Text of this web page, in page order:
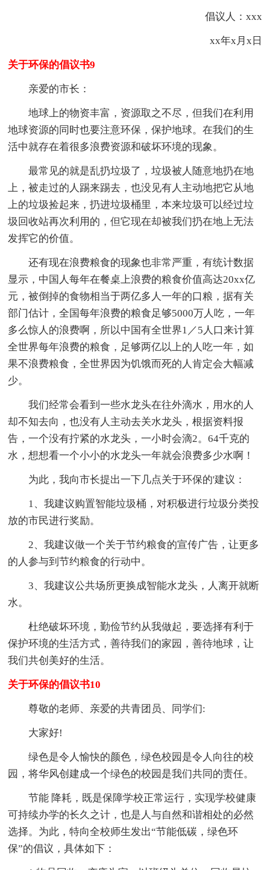
倡议人：xxx
xx年x月x日
关于环保的倡议书9
亲爱的市长：
地球上的物资丰富，资源取之不尽，但我们在利用
地球资源的同时也要注意环保，保护地球。在我们的生
活中就存在着很多浪费资源和破坏环境的现象。
最常见的就是乱扔垃圾了，垃圾被人随意地扔在地
上，被走过的人踢来踢去，也没见有人主动地把它从地
上的垃圾捡起来，扔进垃圾桶里，本来垃圾可以经过垃
圾回收站再次利用的，但它现在却被我们扔在地上无法
发挥它的价值。
还有现在浪费粮食的现象也非常严重，有统计数据
显示，中国人每年在餐桌上浪费的粮食价值高达20xx亿
元，被倒掉的食物相当于两亿多人一年的口粮，据有关
部门估计，全国每年浪费的粮食足够5000万人吃，一年
多么惊人的浪费啊，所以中国有全世界1／5人口来计算
全世界每年浪费的粮食，足够两亿以上的人吃一年，如
果不浪费粮食，全世界因为饥饿而死的人肯定会大幅减
少。
我们经常会看到一些水龙头在往外滴水，用水的人
却不知去向，也没有人主动去关水龙头，根据资料报
告，一个没有拧紧的水龙头，一小时会滴2。64千克的
水，想想看一个小小的水龙头一年就会浪费多少水啊！
为此，我向市长提出一下几点关于环保的'建议：
1、我建议购置智能垃圾桶，对积极进行垃圾分类投
放的市民进行奖励。
2、我建议做一个关于节约粮食的宣传广告，让更多
的人参与到节约粮食的行动中。
3、我建议公共场所更换成智能水龙头，人离开就断
水。
杜绝破坏环境，勤俭节约从我做起，要选择有利于
保护环境的生活方式，善待我们的家园，善待地球，让
我们共创美好的生活。
关于环保的倡议书10
尊敬的老师、亲爱的共青团员、同学们:
大家好!
绿色是令人愉快的颜色，绿色校园是令人向往的校
园，将华风创建成一个绿色的校园是我们共同的责任。
节能 降耗，既是保障学校正常运行，实现学校健康
可持续办学的长久之计，也是人与自然和谐相处的必然
选择。为此，特向全校师生发出“节能低碳，绿色环
保”的倡议，具体如下：